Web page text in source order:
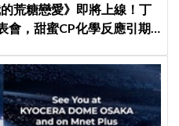
荒糖戀愛》即將上線！丁
會，甜蜜CP化學反應引期